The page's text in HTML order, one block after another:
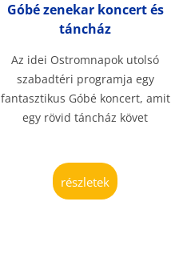
Góbé zenekar koncert és
táncház
Az idei Ostromnapok utolsó
szabadtéri programja egy
fantasztikus Góbé koncert, amit
egy rövid táncház követ
részletek